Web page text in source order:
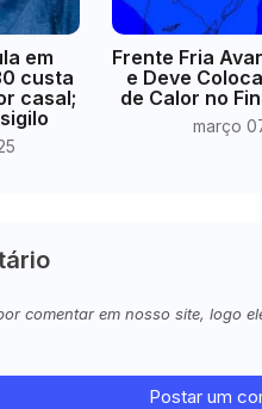
em
custa
casal;
Frente Fria
e Deve
de Calor no
março
comentar em nosso site, logo
Postar um